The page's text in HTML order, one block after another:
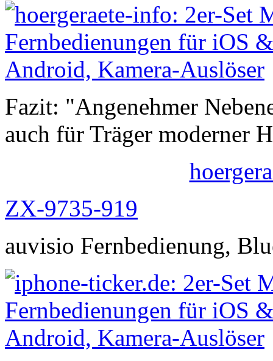
Fazit: "Angenehmer
auch für Träger moderner
ZX-9735-919
auvisio Fernbedienung,